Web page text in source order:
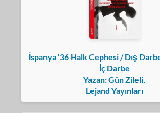
İspanya '36 Halk Cephesi / Dış
İç Darbe
Yazan: Gün Zileli,
Lejand Yayınları